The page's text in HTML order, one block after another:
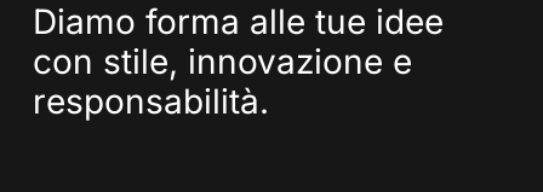
Diamo forma alle tue idee
con stile, innovazione e
responsabilità.